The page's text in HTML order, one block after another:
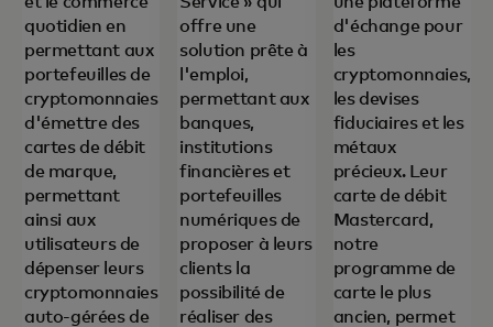
quotidien en
permettant aux
portefeuilles de
cryptomonnaies
d'émettre des
cartes de débit
de marque,
permettant
ainsi aux
utilisateurs de
dépenser leurs
cryptomonnaies
auto-gérées de
offre une
solution prête à
l'emploi,
permettant aux
banques,
institutions
financières et
portefeuilles
numériques de
proposer à leurs
clients la
possibilité de
réaliser des
d'échange pour
les
cryptomonnaies,
les devises
fiduciaires et les
métaux
précieux. Leur
carte de débit
Mastercard,
notre
programme de
carte le plus
ancien, permet